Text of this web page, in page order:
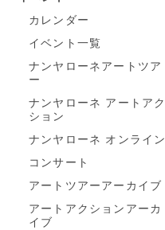
カレンダー
イベント一覧
ナンヤローネアートツア
ー
ナンヤローネ アートアク
ション
ナンヤローネ オンライン
コンサート
アートツアーアーカイブ
アートアクションアーカ
イブ